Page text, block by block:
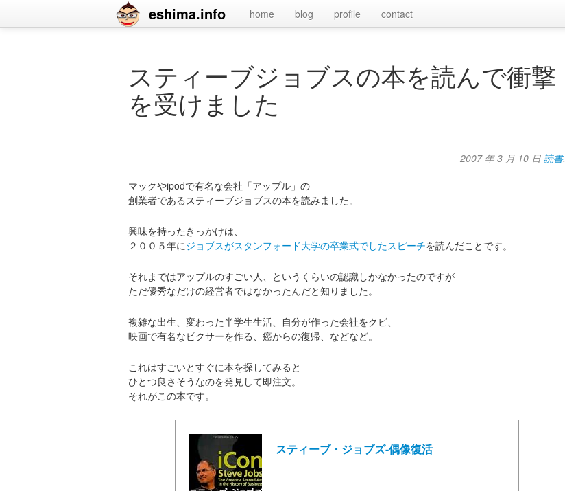
eshima.info home blog profile contact
スティーブジョブスの本を読んで衝撃
を受けました
2007 年 3 月 10 日 読書.
マックやipodで有名な会社「アップル」の
創業者であるスティーブジョブスの本を読みました。
興味を持ったきっかけは、
２００５年にジョブスがスタンフォード大学の卒業式でしたスピーチを読んだことです。
それまではアップルのすごい人、というくらいの認識しかなかったのですが
ただ優秀なだけの経営者ではなかったんだと知りました。
複雑な出生、変わった半学生生活、自分が作った会社をクビ、
映画で有名なピクサーを作る、癌からの復帰、などなど。
これはすごいとすぐに本を探してみると
ひとつ良さそうなのを発見して即注文。
それがこの本です。
スティーブ・ジョブズ-偶像復活